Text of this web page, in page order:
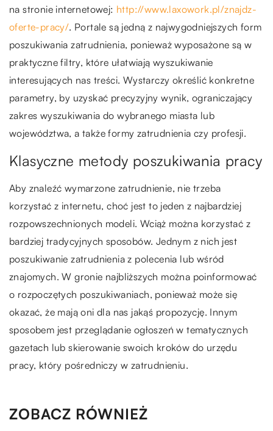
na stronie internetowej: http://www.laxowork.pl/znajdz-
oferte-pracy/. Portale są jedną z najwygodniejszych form
poszukiwania zatrudnienia, ponieważ wyposażone są w
praktyczne filtry, które ułatwiają wyszukiwanie
interesujących nas treści. Wystarczy określić konkretne
parametry, by uzyskać precyzyjny wynik, ograniczający
zakres wyszukiwania do wybranego miasta lub
województwa, a także formy zatrudnienia czy profesji.
Klasyczne metody poszukiwania pracy
Aby znaleźć wymarzone zatrudnienie, nie trzeba
korzystać z internetu, choć jest to jeden z najbardziej
rozpowszechnionych modeli. Wciąż można korzystać z
bardziej tradycyjnych sposobów. Jednym z nich jest
poszukiwanie zatrudnienia z polecenia lub wśród
znajomych. W gronie najbliższych można poinformować
o rozpoczętych poszukiwaniach, ponieważ może się
okazać, że mają oni dla nas jakąś propozycję. Innym
sposobem jest przeglądanie ogłoszeń w tematycznych
gazetach lub skierowanie swoich kroków do urzędu
pracy, który pośredniczy w zatrudnieniu.
ZOBACZ RÓWNIEŻ